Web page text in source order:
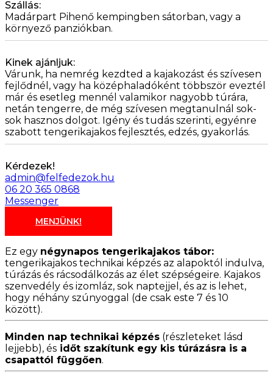
Szállás:
Madárpart Pihenő kempingben sátorban, vagy a
környező panziókban.
Kinek ajánljuk:
Várunk, ha nemrég kezdted a kajakozást és szívesen
fejlődnél, vagy ha középhaladóként többször eveztél
már és esetleg mennél valamikor nagyobb túrára,
netán tengerre, de még szívesen megtanulnál sok-
sok hasznos dolgot. Igény és tudás szerinti, egyénre
szabott tengerikajakos fejlesztés, edzés, gyakorlás.
Kérdezek!
admin@felfedezok.hu
06 20 365 0868
Messenger
MENJÜNK!
Ez egy négynapos tengerikajakos tábor:
tengerikajakos technikai képzés az alapoktól indulva,
túrázás és rácsodálkozás az élet szépségeire. Kajakos
szenvedély és izomláz, sok naptejjel, és az is lehet,
hogy néhány szúnyoggal (de csak este 7 és 10
között).
Minden nap technikai képzés (részleteket lásd
lejjebb), és időt szakítunk egy kis túrázásra is a
csapattól függően.